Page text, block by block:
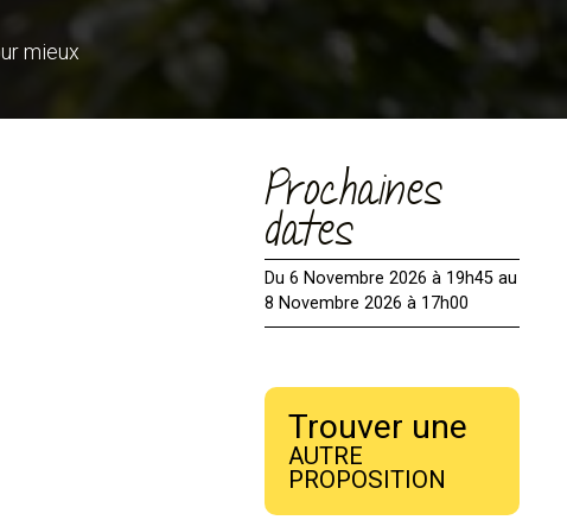
mieux
Prochaines
dates
Du 6 Novembre 2026 à 19h45 au
8 Novembre 2026 à 17h00
Trouver une
AUTRE
PROPOSITION